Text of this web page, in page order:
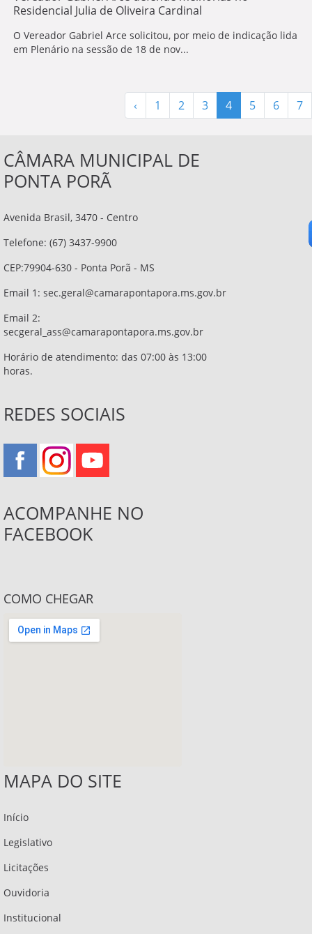
Residencial Julia de Oliveira Cardinal
O Vereador Gabriel Arce solicitou, por meio de indicação lida
em Plenário na sessão de 18 de nov...
‹ 1 2 3 4 5 6 7
CÂMARA MUNICIPAL DE
PONTA PORÃ
Avenida Brasil, 3470 - Centro
Telefone: (67) 3437-9900
CEP:79904-630 - Ponta Porã - MS
Email 1: sec.geral@camarapontapora.ms.gov.br
Email 2:
secgeral_ass@camarapontapora.ms.gov.br
Horário de atendimento: das 07:00 às 13:00
horas.
REDES SOCIAIS
ACOMPANHE NO
FACEBOOK
COMO CHEGAR
MAPA DO SITE
Início
Legislativo
Licitações
Ouvidoria
Institucional